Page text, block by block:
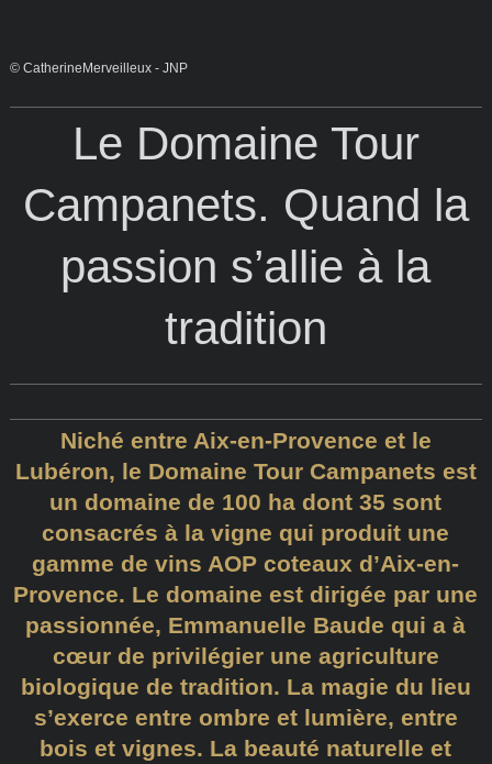
© CatherineMerveilleux - JNP
Le Domaine Tour
Campanets. Quand la
passion s’allie à la
tradition
Niché entre Aix-en-Provence et le
Lubéron, le Domaine Tour Campanets est
un domaine de 100 ha dont 35 sont
consacrés à la vigne qui produit une
gamme de vins AOP coteaux d’Aix-en-
Provence. Le domaine est dirigée par une
passionnée, Emmanuelle Baude qui a à
cœur de privilégier une agriculture
biologique de tradition. La magie du lieu
s’exerce entre ombre et lumière, entre
bois et vignes. La beauté naturelle et